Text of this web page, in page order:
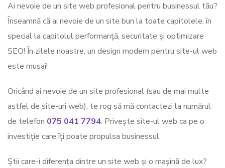
Ai nevoie de un site web profesional pentru businessul tău?
Înseamnă că ai nevoie de un site bun la toate capitolele, în
special la capitolul performanță, securitate și optimizare
SEO! În zilele noastre, un design modern pentru site-ul web
este musai!
Oricând ai nevoie de un site profesional (sau de mai multe
astfel de site-uri web), te rog să mă contactezi la numărul
de telefon 075 041 7794. Privește site-ul web ca pe o
investiție care îți poate propulsa businessul.
Știi care-i diferența dintre un site web și o mașină de lux?